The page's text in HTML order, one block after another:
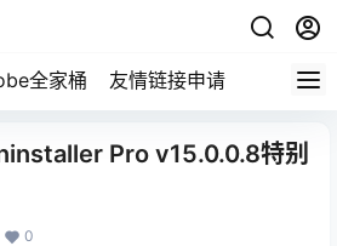
全家桶 友情链接申请
Pro v15.0.0.8特别
0